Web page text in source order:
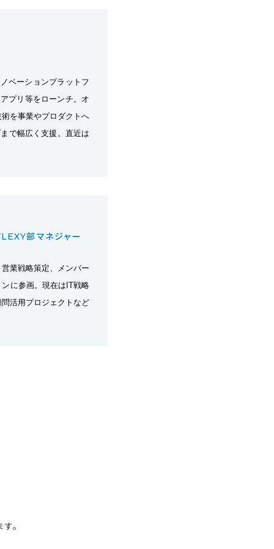
ベーションプラットフ
プリ等をローンチ。オ
を事業やプロダクトへ
で幅広く支援。直近は
部マネジャー
業戦略策定、メンバー
に参画。現在はIT戦略
活用プロジェクトなど
。